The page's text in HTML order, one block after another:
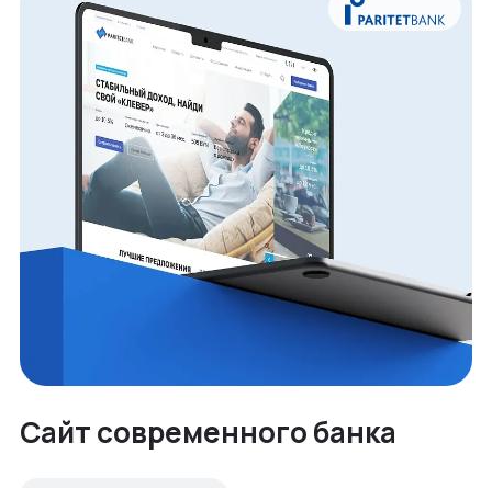
Сайт современного банка